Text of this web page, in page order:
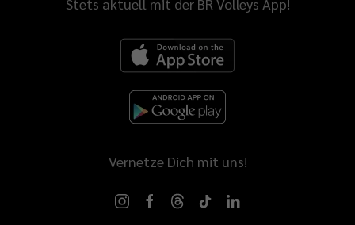
Stets aktuell mit der BR Volleys App!
Vernetze Dich mit uns!